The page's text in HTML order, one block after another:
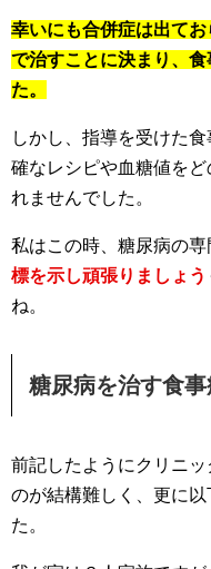
幸いにも合併症は出て
で治すことに決まり、
た。
しかし、指導を受けた
確なレシピや血糖値を
れませんでした。
私はこの時、糖尿病の専
標を示し頑張りましょう
ね。
糖尿病を治す食
前記したようにクリニ
のが結構難しく、更に
た。